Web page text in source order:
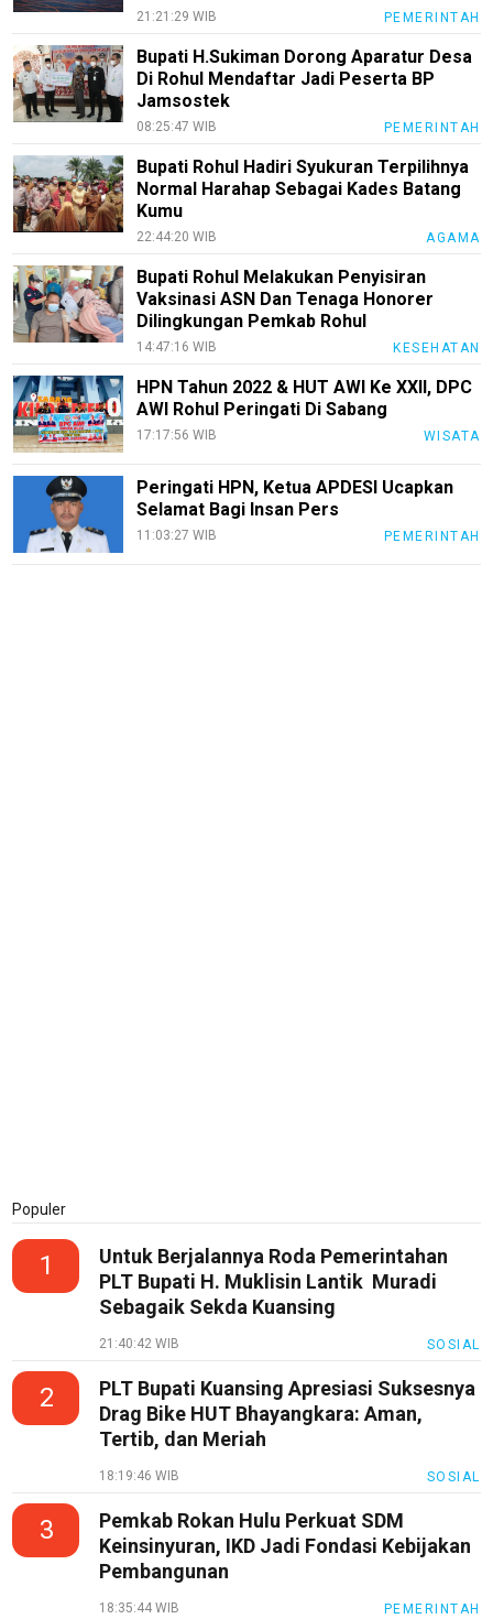
21:21:29 WIB PEMERINTAH
Bupati H.Sukiman Dorong Aparatur Desa
Di Rohul Mendaftar Jadi Peserta BP
Jamsostek
08:25:47 WIB PEMERINTAH
Bupati Rohul Hadiri Syukuran Terpilihnya
Normal Harahap Sebagai Kades Batang
Kumu
22:44:20 WIB AGAMA
Bupati Rohul Melakukan Penyisiran
Vaksinasi ASN Dan Tenaga Honorer
Dilingkungan Pemkab Rohul
14:47:16 WIB KESEHATAN
HPN Tahun 2022 & HUT AWI Ke XXII, DPC
AWI Rohul Peringati Di Sabang
17:17:56 WIB WISATA
Peringati HPN, Ketua APDESI Ucapkan
Selamat Bagi Insan Pers
11:03:27 WIB PEMERINTAH
Populer
1
Untuk Berjalannya Roda Pemerintahan
PLT Bupati H. Muklisin Lantik Muradi
Sebagaik Sekda Kuansing
21:40:42 WIB SOSIAL
2
PLT Bupati Kuansing Apresiasi Suksesnya
Drag Bike HUT Bhayangkara: Aman,
Tertib, dan Meriah
18:19:46 WIB SOSIAL
3
Pemkab Rokan Hulu Perkuat SDM
Keinsinyuran, IKD Jadi Fondasi Kebijakan
Pembangunan
18:35:44 WIB PEMERINTAH